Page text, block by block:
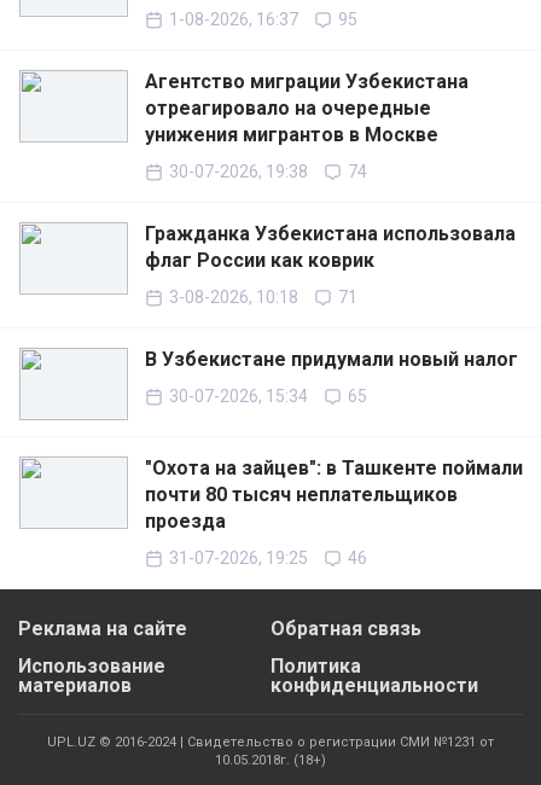
1-08-2026, 16:37 95
Агентство миграции Узбекистана
отреагировало на очередные
унижения мигрантов в Москве
30-07-2026, 19:38 74
Гражданка Узбекистана использовала
флаг России как коврик
3-08-2026, 10:18 71
В Узбекистане придумали новый налог
30-07-2026, 15:34 65
"Охота на зайцев": в Ташкенте поймали
почти 80 тысяч неплательщиков
проезда
31-07-2026, 19:25 46
Реклама на сайте
Обратная связь
Использование
материалов
Политика
конфиденциальности
UPL.UZ © 2016-2024 | Свидетельство о регистрации СМИ №1231 от
10.05.2018г. (18+)